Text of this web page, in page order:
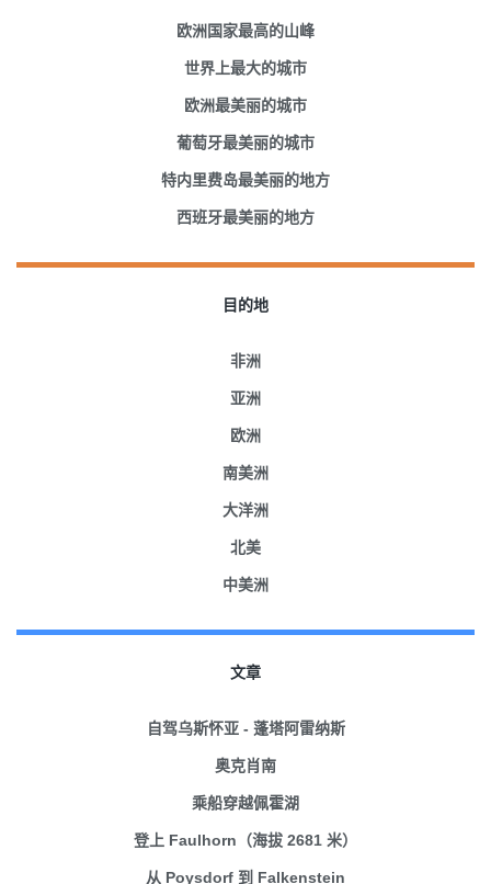
欧洲国家最高的山峰
世界上最大的城市
欧洲最美丽的城市
葡萄牙最美丽的城市
特内里费岛最美丽的地方
西班牙最美丽的地方
目的地
非洲
亚洲
欧洲
南美洲
大洋洲
北美
中美洲
文章
自驾乌斯怀亚 - 蓬塔阿雷纳斯
奥克肖南
乘船穿越佩霍湖
登上 Faulhorn（海拔 2681 米）
从 Poysdorf 到 Falkenstein